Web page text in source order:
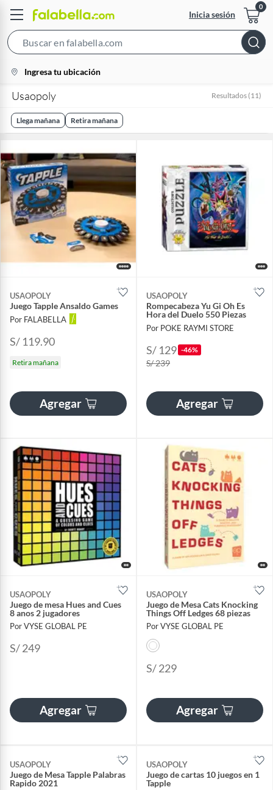
Inicia sesión
Bar
location-
icon
Ingresa tu ubicación
Usaopoly Resultados (11)
Llega mañana Retira mañana
USAOPOLY
Juego Tapple Ansaldo Games
Por FALABELLA
S/ 119.90
Retira mañana
Agregar
USAOPOLY
Rompecabeza Yu Gi Oh Es
Hora del Duelo 550 Piezas
Por POKE RAYMI STORE
S/ 129 -46%
S/ 239
Agregar
USAOPOLY
Juego de mesa Hues and Cues
8 anos 2 jugadores
Por VYSE GLOBAL PE
S/ 249
Agregar
USAOPOLY
Juego de Mesa Cats Knocking
Things Off Ledges 68 piezas
Por VYSE GLOBAL PE
S/ 229
Agregar
USAOPOLY
Juego de Mesa Tapple Palabras
Rapido 2021
USAOPOLY
Juego de cartas 10 juegos en 1
Tapple